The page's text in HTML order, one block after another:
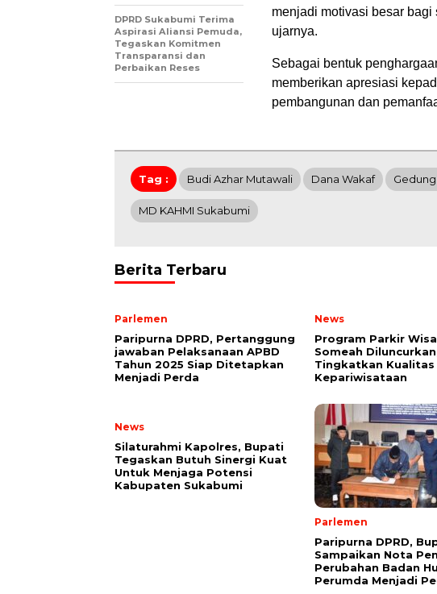
menjadi motivasi besar bagi
ujarnya.
Sebagai bentuk
memberikan apresiasi
pembangunan dan
DPRD Sukabumi Terima
Aspirasi Aliansi Pemuda,
Tegaskan Komitmen
Transparansi dan
Perbaikan Reses
Tag : Budi Azhar Mutawali Dana Wakaf
MD KAHMI Sukabumi
Berita Terbaru
Parlemen
Paripurna DPRD, Pertanggung
jawaban Pelaksanaan APBD
Tahun 2025 Siap Ditetapkan
Menjadi Perda
News
Program Parkir
Someah
Tingkatkan Kualitas
Kepariwisataan
News
Silaturahmi Kapolres, Bupati
Tegaskan Butuh Sinergi Kuat
Untuk Menjaga Potensi
Kabupaten Sukabumi
Parlemen
Paripurna DPRD,
Sampaikan Nota
Perubahan Badan
Perumda Menjadi